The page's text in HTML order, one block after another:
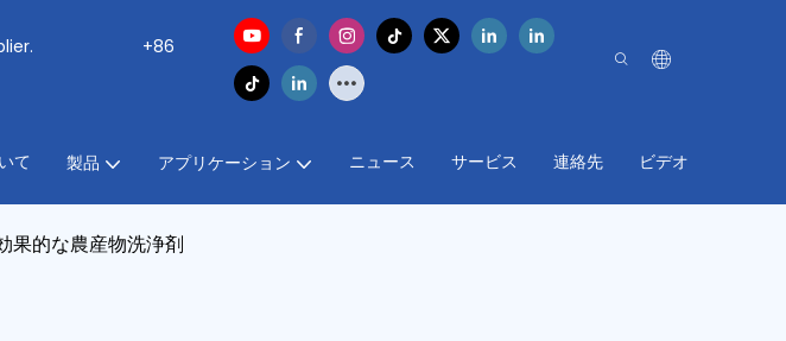
Supplier.
+86
て 製品 アプリケーション ニュース サービス 連絡先 ビデオ
果的な農産物洗浄剤